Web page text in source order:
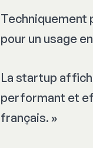
Techniquement
pour un usage
La startup
performant et
français. »